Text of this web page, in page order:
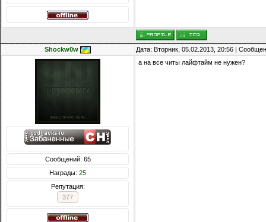
Shockw0w Дата: Вторник, 05.02.2013, 20:56 |
Сообщений: 65
Награды: 25
Репутация:
377
а на все читы лайфтайм не нужен?